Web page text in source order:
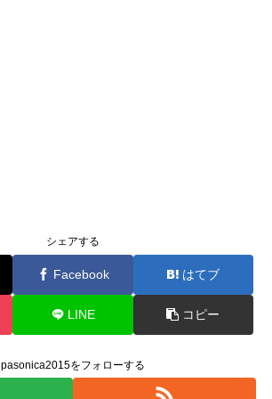
シェアする
Facebook はてブ
LINE コピー
pasonica2015をフォローする